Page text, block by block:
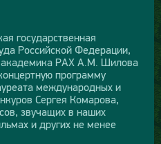
государственная
Российской Федерации,
академика РАХ А.М. Шилова
программу
международных и
Сергея Комарова,
звучащих в наших
и других не менее